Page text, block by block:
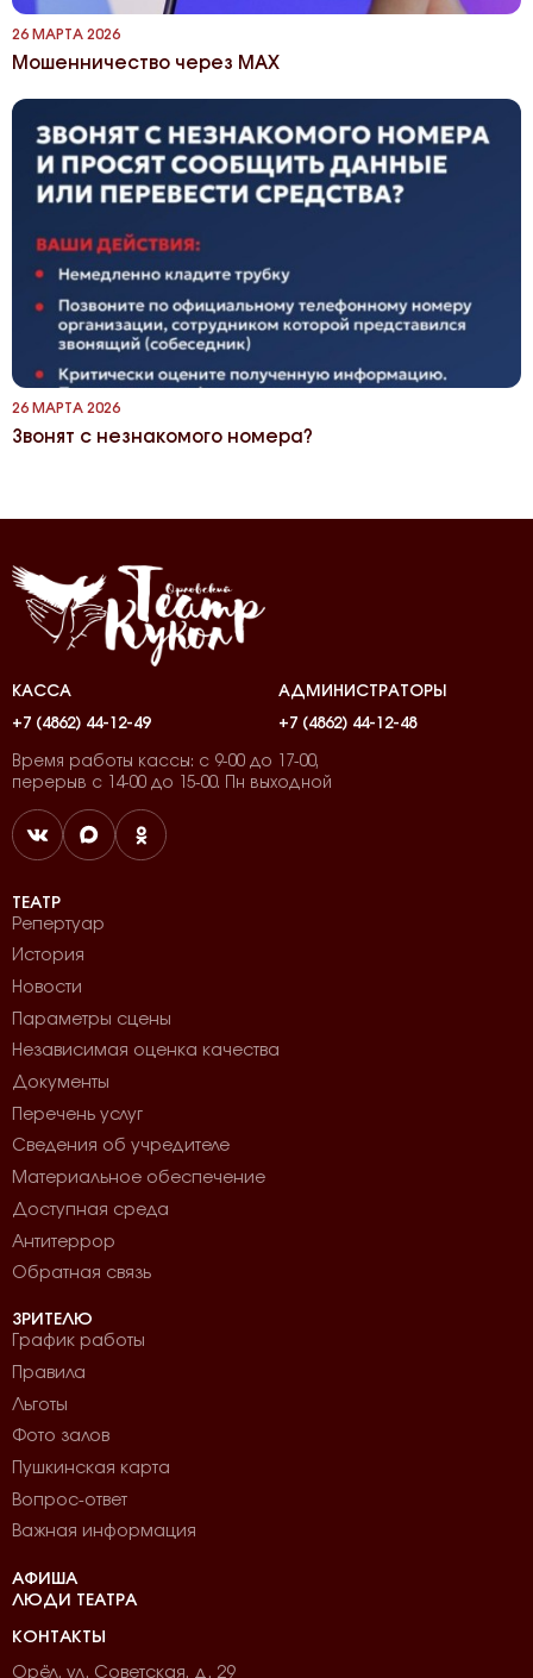
26 МАРТА 2026
Мошенничество через MAX
26 МАРТА 2026
Звонят с незнакомого номера?
КАССА
+7 (4862) 44-12-49
АДМИНИСТРАТОРЫ
+7 (4862) 44-12-48
Время работы кассы: с 9-00 до 17-00,
перерыв с 14-00 до 15-00. Пн выходной
ТЕАТР
Репертуар
История
Новости
Параметры сцены
Независимая оценка качества
Документы
Перечень услуг
Сведения об учредителе
Материальное обеспечение
Доступная среда
Антитеррор
Обратная связь
ЗРИТЕЛЮ
График работы
Правила
Льготы
Фото залов
Пушкинская карта
Вопрос-ответ
Важная информация
АФИША
ЛЮДИ ТЕАТРА
КОНТАКТЫ
Орёл, ул. Советская, д. 29